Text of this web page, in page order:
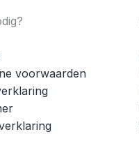
voorwaarden